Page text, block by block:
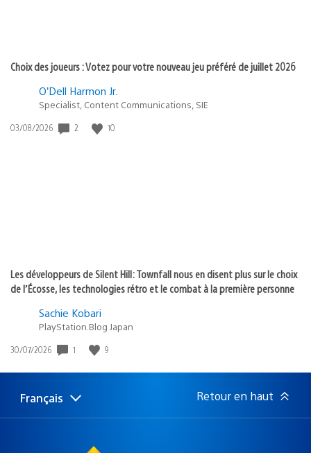
Choix des joueurs : Votez pour votre nouveau jeu préféré de juillet 2026
O’Dell Harmon Jr.
Specialist, Content Communications, SIE
Date
03/08/2026 2 10
Les développeurs de Silent Hill: Townfall nous en disent plus sur le choix
de l’Écosse, les technologies rétro et le combat à la première personne
Sachie Kobari
PlayStation.Blog Japan
Date
publication
30/07/2026 1 9
Choisir
une
Région
actuelle
Français Retour en haut